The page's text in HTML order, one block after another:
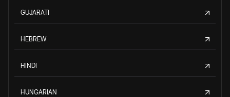
GUJARATI
HEBREW
HINDI
HUNGARIAN